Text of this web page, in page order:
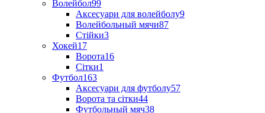
Волейбол99
Аксесуари для волейболу9
Волейбольный мячи87
Стійки3
Хокей17
Ворота16
Сітки1
Футбол163
Аксесуари для футболу57
Ворота та сітки44
Футбольный мяч38